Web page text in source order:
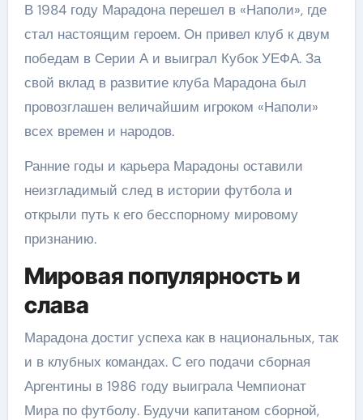
В 1984 году Марадона перешел в «Наполи», где
стал настоящим героем. Он привел клуб к двум
победам в Серии А и выиграл Кубок УЕФА. За
свой вклад в развитие клуба Марадона был
провозглашен величайшим игроком «Наполи»
всех времен и народов.
Ранние годы и карьера Марадоны оставили
неизгладимый след в истории футбола и
открыли путь к его бесспорному мировому
признанию.
Мировая популярность и
слава
Марадона достиг успеха как в национальных, так
и в клубных командах. С его подачи сборная
Аргентины в 1986 году выиграла Чемпионат
Мира по футболу. Будучи капитаном сборной,